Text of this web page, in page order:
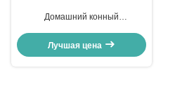
Домашний конный
стали OEM Танк ферментации с
Лучшая цена